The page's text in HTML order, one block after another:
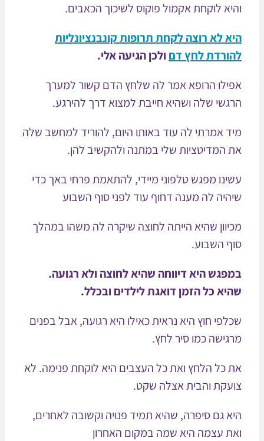
לוקחת אקמול פוקוס לשיכוך הכאבים.
לא רוצה לקחת תרופות קונבנציונליות
לחץ דםולכן הגיעה אלי.
הרופא אמר לה שלחץ הדם קשור למערך
שלה ושהיא חייבת למצוא דרך להירגע.
אמרתי לה עוד באותו היום, להוריד למחשב שלה
המדיטציות שלי במתנה ולהקשיב להן.
מפגש טלפוני מיידי, להתאמת פרחי באך כדי
לה מענה דחוף עוד לפני סוף השבוע
שהיא הייתה לחוצה שיקרה לה משהו במהלך
השבוע.
היא דיווחה שהיא לחוצה ולא רגועה.
כל הזמן דואגת לילדים ובכלל.
חוץ היא נראית כאילו היא רגועה, אבל בפנים
כמו סיר לחץ.
כל הלחץ ואת כל העצבים היא לוקחת פנימה. לא
והבית אצלה שקט.
גם סיפרה, שהיא תמיד פנויה וקשובה לאחרים,
עצמה היא שמה במקום האחרון